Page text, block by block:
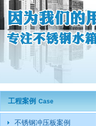
工程案例 Case
不锈钢冲压板案例